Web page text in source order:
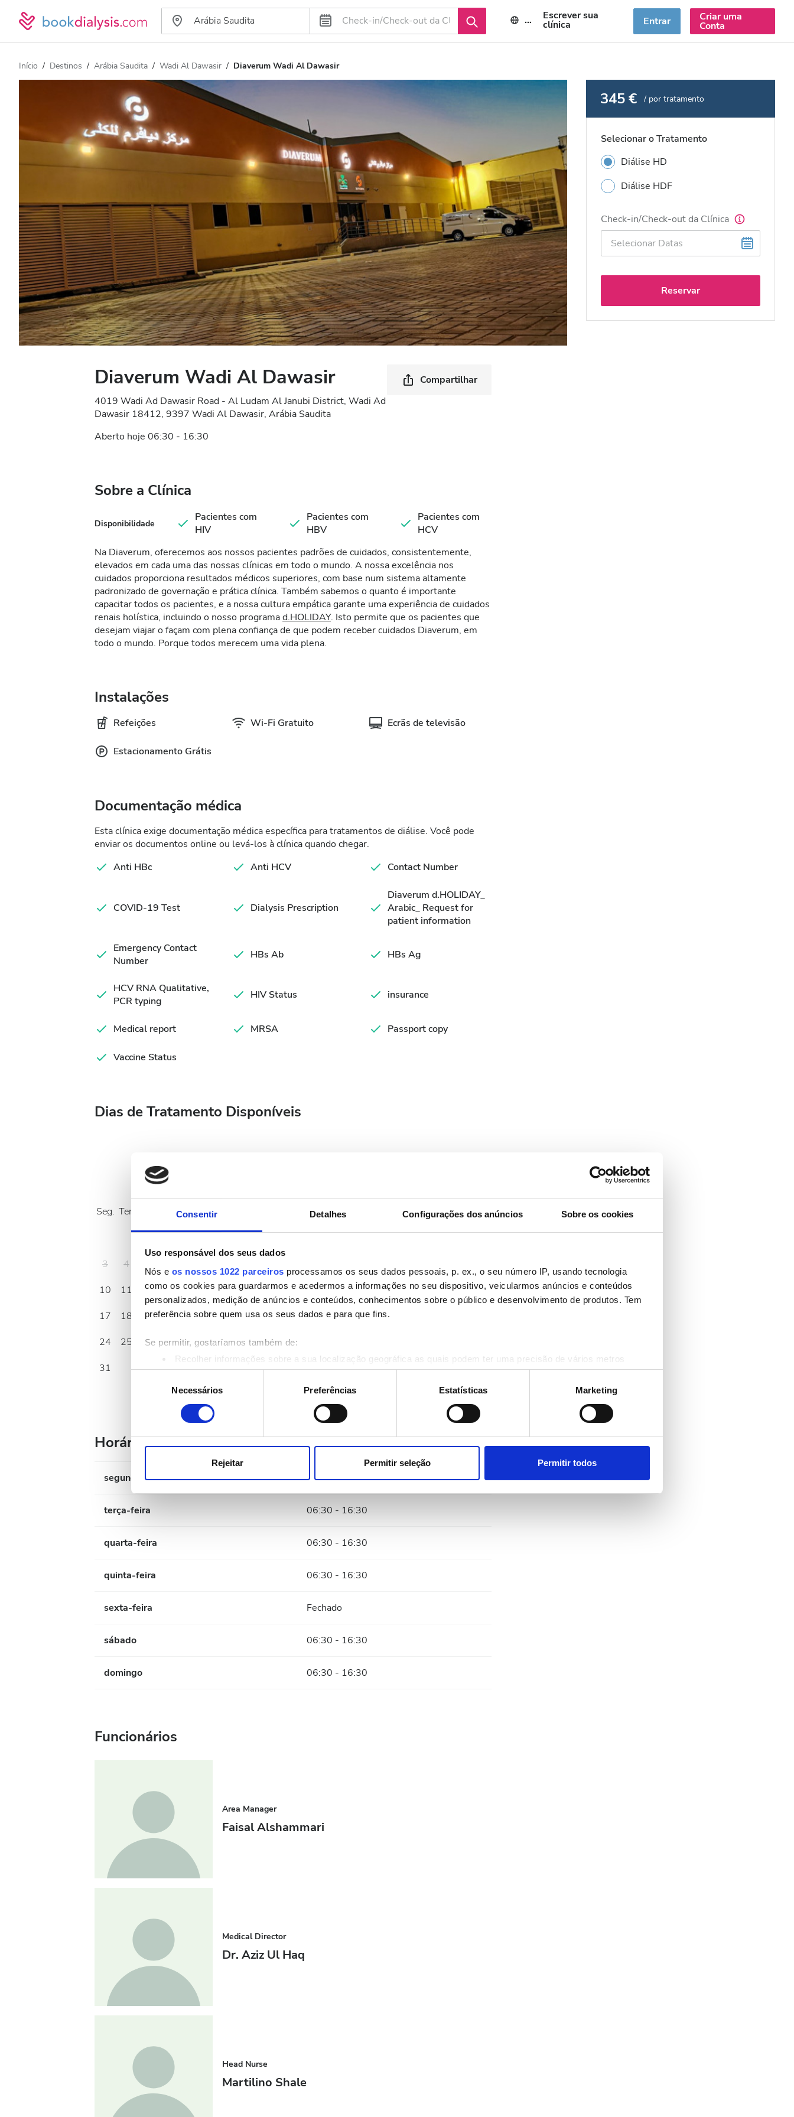
Consentir Detalhes Configurações dos anúncios Sobre os cookies
Uso responsável dos seus dados
Nós e os nossos 1022 parceiros processamos os seus dados pessoais, p. ex., o seu número IP, usando tecnologia
como os cookies para guardarmos e acedermos a informações no seu dispositivo, veicularmos anúncios e conteúdos
personalizados, medição de anúncios e conteúdos, conhecimentos sobre o público e desenvolvimento de produtos. Tem
preferência sobre quem usa os seus dados e para que fins.
Se permitir, gostaríamos também de:
Recolher informações sobre a sua localização geográfica as quais podem ter uma precisão de vários metros
Identificar o seu dispositivo analisando de forma ativa as características específicas (impressão digital)
Saiba mais sobre como os seus dados pessoais são processados e defina as suas preferências na
secção de detalhes
Pode alterar ou retirar o seu consentimento a qualquer momento da Declaração de Cookies.
tráfego. Também partilhamos informações acerca da sua utilização do site com os nossos parceiros de redes sociais, de
publicidade e de análise, que as podem combinar com outras informações que lhes forneceu ou recolhidas por estes a
consentimento
Necessários Preferências Estatísticas Marketing
Rejeitar Permitir seleção Permitir todos
PT Escrever sua
clínica Entrar Criar uma
Conta
Início Destinos Arábia Saudita Wadi Al Dawasir Diaverum Wadi Al Dawasir
Diaverum Wadi Al Dawasir
4019 Wadi Ad Dawasir Road - Al Ludam Al Janubi District, Wadi Ad
Dawasir 18412, 9397 Wadi Al Dawasir, Arábia Saudita
Aberto hoje 06:30 - 16:30
Compartilhar
Sobre a Clínica
Disponibilidade
Pacientes com
HIV
Pacientes com
HBV
Pacientes com
HCV
Na Diaverum, oferecemos aos nossos pacientes padrões de cuidados, consistentemente,
elevados em cada uma das nossas clínicas em todo o mundo. A nossa excelência nos
cuidados proporciona resultados médicos superiores, com base num sistema altamente
padronizado de governação e prática clínica. Também sabemos o quanto é importante
capacitar todos os pacientes, e a nossa cultura empática garante uma experiência de cuidados
renais holística, incluindo o nosso programad.HOLIDAY. Isto permite que os pacientes que
desejam viajar o façam com plena confiança de que podem receber cuidados Diaverum, em
todo o mundo. Porque todos merecem uma vida plena.
Instalações
Refeições Wi-Fi Gratuito Ecrãs de televisão
Estacionamento Grátis
Documentação médica
Esta clínica exige documentação médica específica para tratamentos de diálise. Você pode
enviar os documentos online ou levá-los à clínica quando chegar.
Anti HBc
Anti HCV Contact Number
COVID-19 Test Dialysis Prescription
Diaverum d.HOLIDAY_
Arabic_ Request for
patient information
Emergency Contact
Number
HBs Ab HBs Ag
HCV RNA Qualitative,
PCR typing
HIV Status insurance
Medical report MRSA Passport copy
Vaccine Status
Dias de Tratamento Disponíveis
Agosto
Seg. Ter. Qui. Sex. Sáb.
3
4
10
11 12 13 14 15
16
17
18 19 20 21 22
23
24
25 26 27 28 29
30
31
Ter. Qua. Qui. Dom.
14
15 16 17 18 19
20
21
22 23 24 25 26
28
Horário de Funcionamento
segunda-feira 06:30 - 16:30
terça-feira 06:30 - 16:30
quarta-feira 06:30 - 16:30
quinta-feira 06:30 - 16:30
sexta-feira Fechado
sábado 06:30 - 16:30
domingo 06:30 - 16:30
Funcionários
Area Manager
Faisal Alshammari
Medical Director
Dr. Aziz Ul Haq
Head Nurse
Martilino Shale
345 € / por tratamento
Selecionar o Tratamento
Diálise HD
Diálise HDF
Check-in/Check-out da Clínica
Reservar